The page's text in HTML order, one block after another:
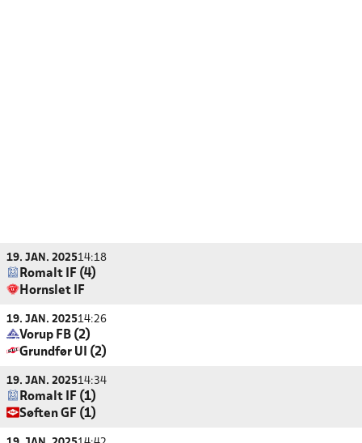
19. JAN. 202514:18
Romalt IF (4)
Hornslet IF
19. JAN. 202514:26
Vorup FB (2)
Grundfør UI (2)
19. JAN. 202514:34
Romalt IF (1)
Søften GF (1)